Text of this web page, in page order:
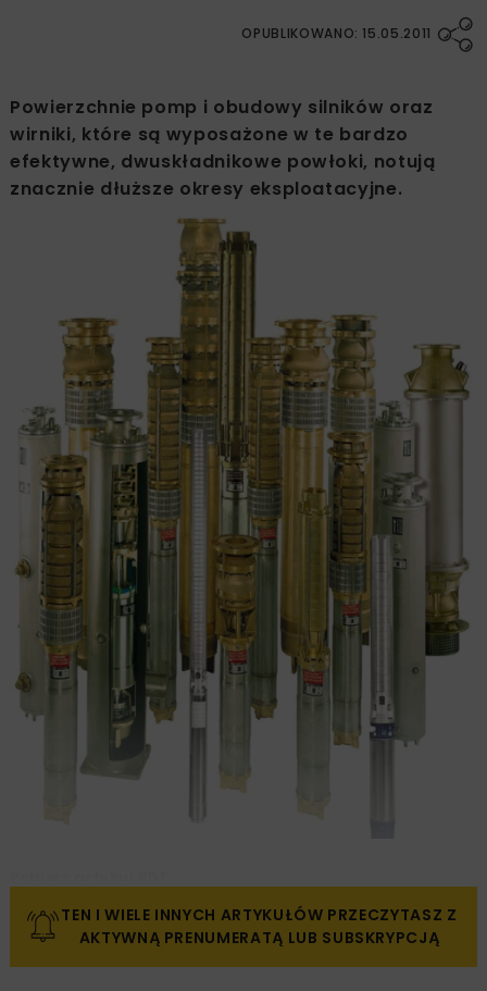
OPUBLIKOWANO: 15.05.2011
Powierzchnie pomp i obudowy silników oraz
wirniki, które są wyposażone w te bardzo
efektywne, dwuskładnikowe powłoki, notują
znacznie dłuższe okresy eksploatacyjne.
TEN I WIELE INNYCH ARTYKUŁÓW PRZECZYTASZ Z
AKTYWNĄ PRENUMERATĄ LUB SUBSKRYPCJĄ